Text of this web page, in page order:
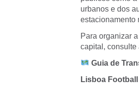
urbanos e dos
estacionamento
Para organizar
capital, consulte
Guia de
Lisboa